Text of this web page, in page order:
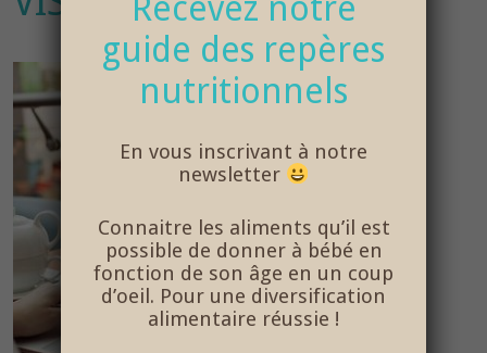
guide des repères
nutritionnels
En vous inscrivant à notre
newsletter
Connaitre les aliments qu’il est
possible de donner à bébé en
fonction de son âge en un coup
d’oeil. Pour une diversification
alimentaire réussie !